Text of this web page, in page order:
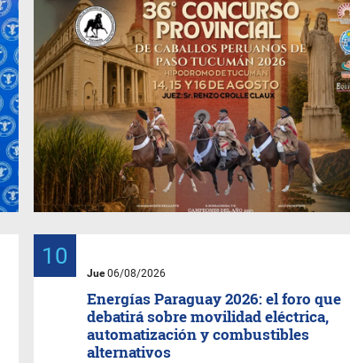
Jue06/08/2026
Energías Paraguay 2026: el foro que
debatirá sobre movilidad eléctrica,
automatización y combustibles
alternativos